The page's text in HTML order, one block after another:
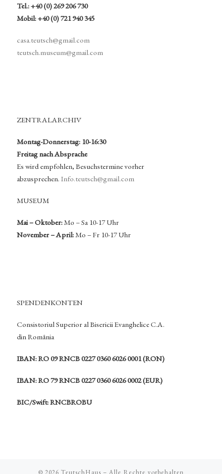
Tel.: +40 (0) 269 206 730
Mobil: +40 (0) 721 940 345
casa.teutsch@gmail.com
teutsch.museum@gmail.com
ZENTRALARCHIV
Montag-Donnerstag: 10-16:30
Freitag nach Absprache
Es wird empfohlen, Besuchstermine vorher
abzusprechen. Info.teutsch@gmail.com
MUSEUM
Mai – Oktober:Mo – Sa 10-17 Uhr
November – April:Mo – Fr 10-17 Uhr
SPENDENKONTEN
Consistoriul Superior al Bisericii Evanghelice C.A.
din România
IBAN: RO 09 RNCB 0227 0360 6026 0001 (RON)
IBAN: RO 79 RNCB 0227 0360 6026 0002 (EUR)
BIC/Swift: RNCBROBU
© 2026 TeutschHaus – Alle Rechte vorbehalten